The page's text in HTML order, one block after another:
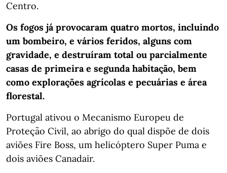
Centro.
Os fogos já provocaram quatro mortos, incluindo
um bombeiro, e vários feridos, alguns com
gravidade, e destruíram total ou parcialmente
casas de primeira e segunda habitação, bem
como explorações agrícolas e pecuárias e área
florestal.
Portugal ativou o Mecanismo Europeu de
Proteção Civil, ao abrigo do qual dispõe de dois
aviões Fire Boss, um helicóptero Super Puma e
dois aviões Canadair.